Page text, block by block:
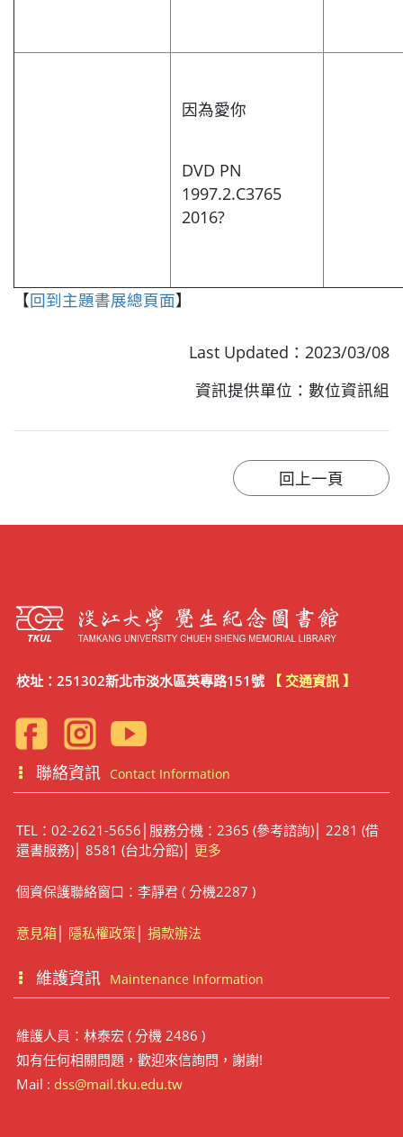
因為愛你
DVD PN
1997.2.C3765
2016?
【回到主題書展總頁面】
Last Updated：2023/03/08
資訊提供單位：數位資訊組
校址：251302新北市淡水區英專路151號 【 交通資訊 】
聯絡資訊 Contact Information
TEL：02-2621-5656│服務分機：2365 (參考諮詢)│ 2281 (借
還書服務)│ 8581 (台北分館)│ 更多
個資保護聯絡窗口：李靜君 ( 分機2287 )
意見箱│ 隱私權政策│ 捐款辦法
維護資訊 Maintenance Information
維護人員：林泰宏 ( 分機 2486 )
如有任何相關問題，歡迎來信詢問，謝謝!
Mail : dss@mail.tku.edu.tw